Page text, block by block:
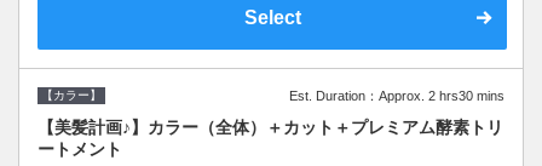
Select
【カラー】 Est. Duration：Approx. 2 hrs30 mins
【美髪計画♪】カラー（全体）＋カット＋プレミアム酵素トリ
ートメント